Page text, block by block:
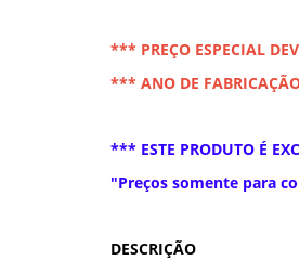
*** PREÇO ESPECIAL
*** ANO DE
*** ESTE PRODUTO É
"Preços somente para
DESCRIÇÃO